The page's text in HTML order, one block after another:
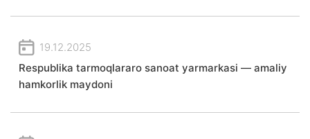
19.12.2025
Respublika tarmoqlararo sanoat yarmarkasi — amaliy
hamkorlik maydoni